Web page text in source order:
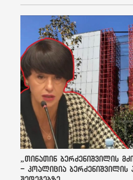
და
„თინათინ ბერძენიშვილის
- კოალიცია ბერძენიშვილის